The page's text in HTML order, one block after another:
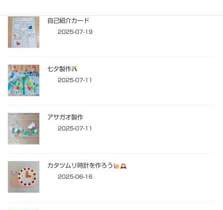
自己紹介カード
2025-07-19
七夕製作
2025-07-11
アサガオ製作
2025-07-11
カタツムリ時計を作ろう
2025-06-16